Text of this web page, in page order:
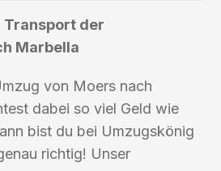
Transport der
Marbella
von Moers nach
dabei so viel Geld wie
bist du bei Umzugskönig
richtig! Unser